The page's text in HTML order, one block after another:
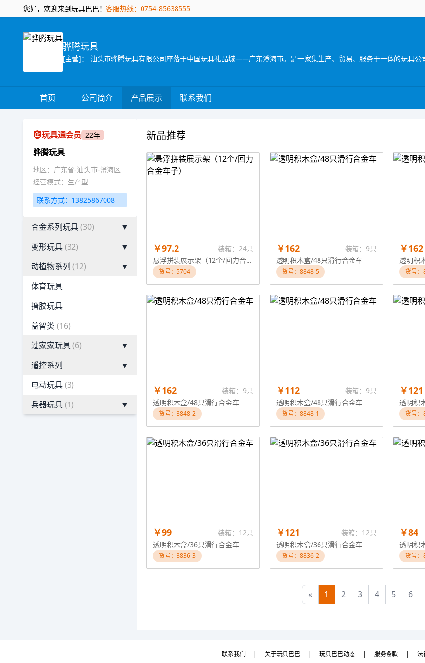
您好，欢迎来到玩具巴巴！ 客服热线：0754-85638555
骅腾玩具
首页 公司简介 产品展示 联系我们
玩具通会员 22年
骅腾玩具
地区：广东省-汕头市-澄海区
经营模式：生产型
联系方式：13825867008
合金系列玩具(30)
▼
变形玩具(32)
▼
动植物系列 (12)
▼
体育玩具
搪胶玩具
益智类 (16)
过家家玩具(6)
▼
遥控系列
▼
电动玩具(3)
兵器玩具(1) ▼
新品推荐
￥97.2
装箱：24只
悬浮拼装展示架（12个/回力合金车子）
货号：5704
￥162
装箱：9只
透明积木盒/48只滑行合金车
货号：8848-5
￥162
透明积
货号
￥162
装箱：9只
透明积木盒/48只滑行合金车
货号：8848-2
￥112
装箱：9只
透明积木盒/48只滑行合金车
货号：8848-1
￥121
透明积
货号
￥99
装箱：12只
透明积木盒/36只滑行合金车
货号：8836-3
￥121
装箱：12只
透明积木盒/36只滑行合金车
货号：8836-2
￥84
透明积
货号：
« 1 2 3 4 5 6
联系我们 | 关于玩具巴巴 | 玩具巴巴动态 | 服务条款 |
法